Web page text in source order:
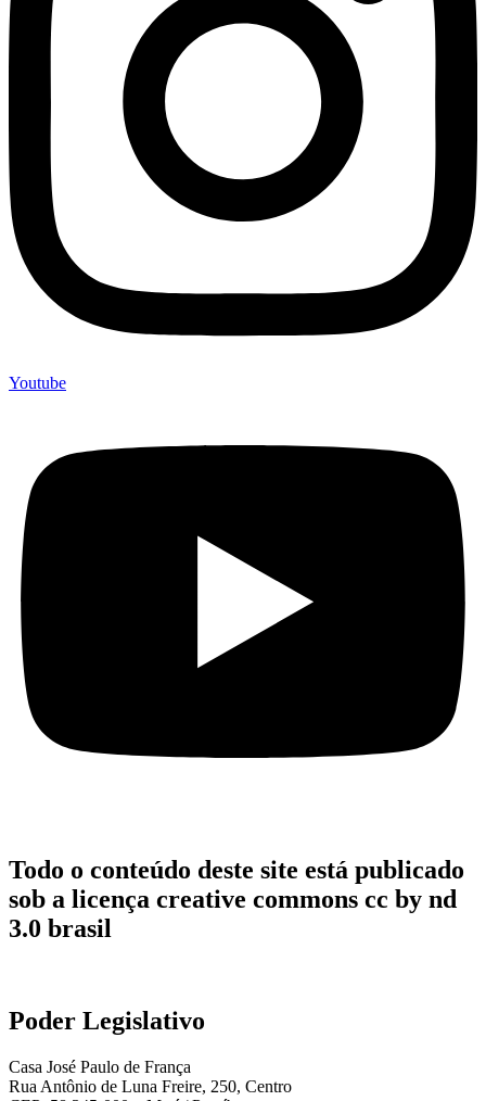
Youtube
Todo o conteúdo deste site está publicado
sob a licença creative commons cc by nd
3.0 brasil
Poder Legislativo
Casa José Paulo de França
Rua Antônio de Luna Freire, 250, Centro